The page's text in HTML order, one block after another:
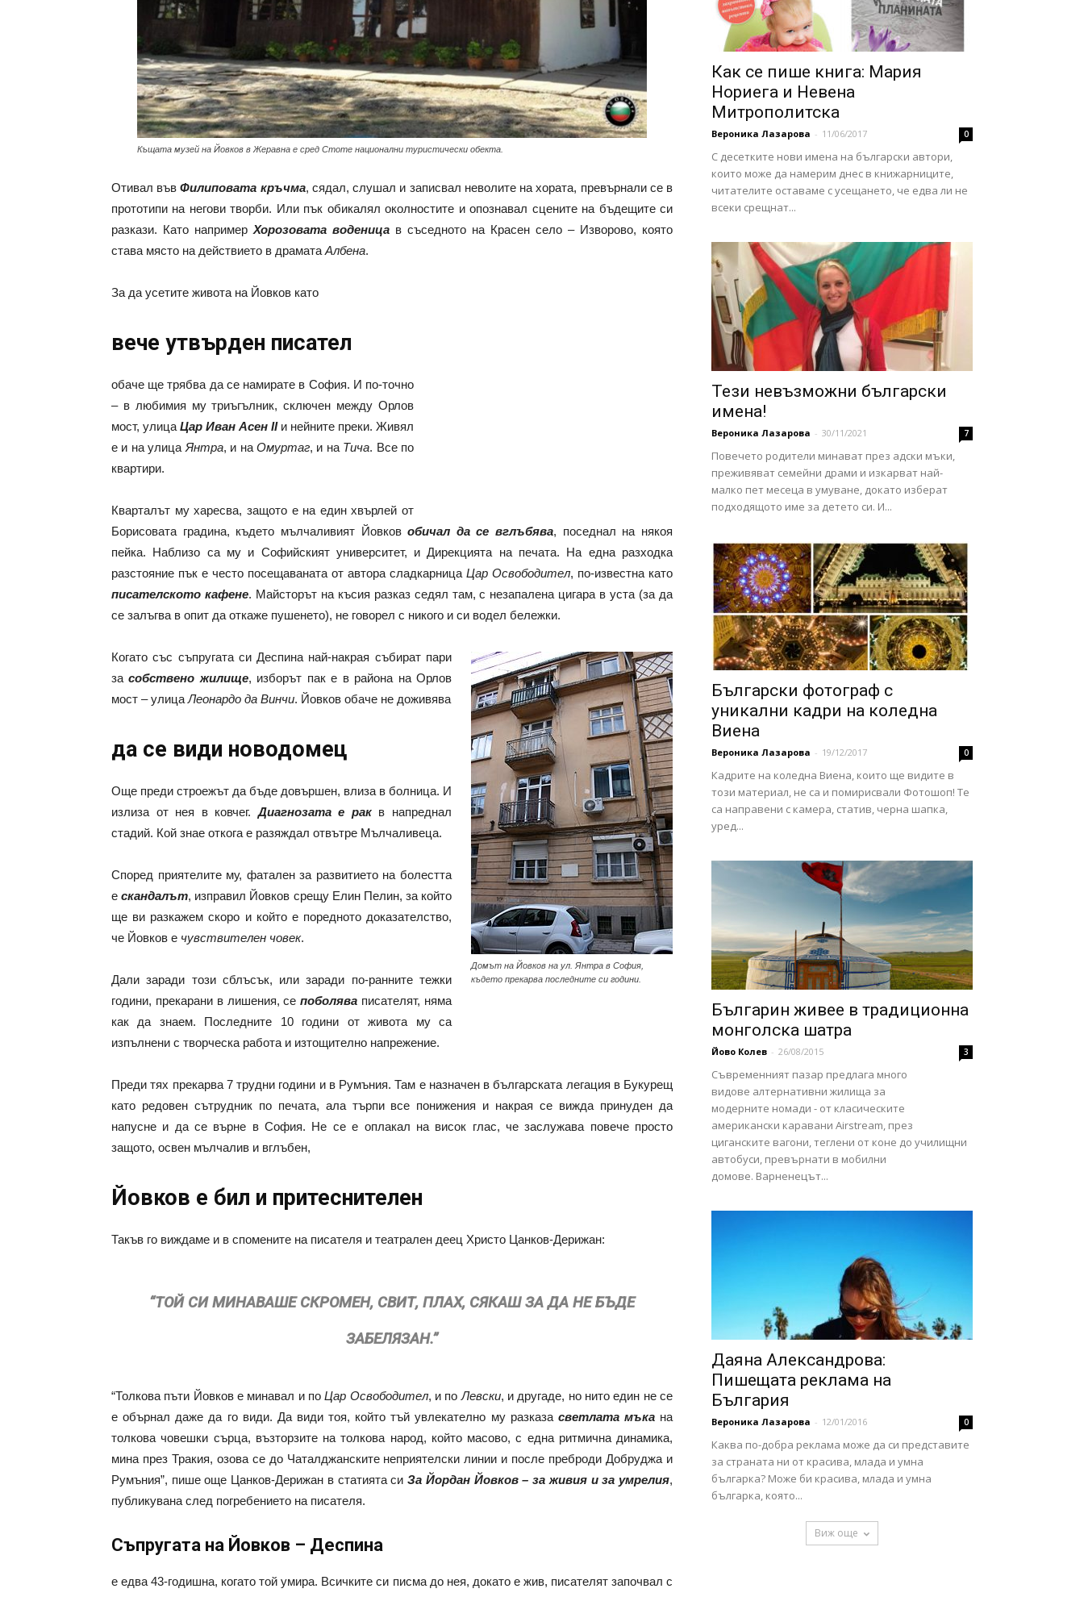
Къщата музей на Йовков в Жеравна е сред Стоте национални туристически обекта.
Отивал въвФилиповата кръчма, сядал, слушал и записвал неволите на хората, превърнали се в
прототипи на негови творби. Или пък обикалял околностите и опознавал сцените на бъдещите си
разкази. Като например Хорозовата воденица в съседното на Красен село – Изворово, която
става място на действието в драмата Албена.
За да усетите живота на Йовков като
вече утвърден писател
обаче ще трябва да се намирате в София. И по-точно
– в любимия му триъгълник, сключен между Орлов
мост, улица Цар Иван Асен IIи нейните преки. Живял
е и на улица Янтра, и на Омуртаг, и на Тича. Все по
квартири.
Кварталът му харесва, защото е на един хвърлей от
Борисовата градина, където мълчаливият Йовковобичал да се вглъбява, поседнал на някоя
пейка. Наблизо са му и Софийският университет, и Дирекцията на печата. На една разходка
разстояние пък е често посещаваната от автора сладкарница Цар Освободител, по-известна като
писателското кафене. Майсторът на късия разказ седял там, с незапалена цигара в уста (за да
се залъгва в опит да откаже пушенето), не говорел с никого и си водел бележки.
Домът на Йовков на ул. Янтра в София,
където прекарва последните си години.
Когато със съпругата си Деспина най-накрая събират пари
засобствено жилище, изборът пак е в района на Орлов
мост – улица Леонардо да Винчи. Йовков обаче не доживява
да се види новодомец
Още преди строежът да бъде довършен, влиза в болница. И
излиза от нея в ковчег.Диагнозата е рак в напреднал
стадий. Кой знае откога е разяждал отвътре Мълчаливеца.
Според приятелите му, фатален за развитието на болестта
ескандалът, изправил Йовков срещу Елин Пелин, за който
ще ви разкажем скоро и който е поредното доказателство,
че Йовков е чувствителен човек.
Дали заради този сблъсък, или заради по-ранните тежки
години, прекарани в лишения, сепоболява писателят, няма
как да знаем. Последните 10 години от живота му са
изпълнени с творческа работа и изтощително напрежение.
Преди тях прекарва 7 трудни години и в Румъния. Там е назначен в българската легация в Букурещ
като редовен сътрудник по печата, ала търпи все понижения и накрая се вижда принуден да
напусне и да се върне в София. Не се е оплакал на висок глас, че заслужава повече просто
защото, освен мълчалив и вглъбен,
Йовков е бил и притеснителен
Такъв го виждаме и в спомените на писателя и театрален деец Христо Цанков-Дерижан:
“ТОЙ СИ МИНАВАШЕ СКРОМЕН, СВИТ, ПЛАХ, СЯКАШ ЗА ДА НЕ БЪДЕ
ЗАБЕЛЯЗАН.”
“Толкова пъти Йовков е минавал и поЦар Освободител, и по Левски, и другаде, нo нито един не се
е обърнал даже да го види. Да види тоя, който тъй увлекателно му разказа светлата мъкана
толкова човешки сърца, възторзите на толкова народ, който масово, с една ритмична динамика,
мина през Тракия, озова се до Чаталджанските неприятелски линии и после преброди Добруджа и
Румъния”, пише още Цанков-Дерижан в статията сиЗа Йордан Йовков – за живия и за умрелия,
публикувана след погребението на писателя.
Съпругата на Йовков – Деспина
е едва 43-годишна, когато той умира. Всичките си писма до нея, докато е жив, писателят започвал с
Как се пише книга: Мария
Нориега и Невена
Митрополитска
Вероника Лазарова - 11/06/2017 0
С десетките нови имена на български автори,
които може да намерим днес в книжарниците,
читателите оставаме с усещането, че едва ли не
всеки срещнат...
Тези невъзможни български
имена!
Вероника Лазарова - 30/11/2021 7
Повечето родители минават през адски мъки,
преживяват семейни драми и изкарват най-
малко пет месеца в умуване, докато изберат
подходящото име за детето си. И...
Български фотограф с
уникални кадри на коледна
Виена
Вероника Лазарова - 19/12/2017 0
Кадрите на коледна Виена, които ще видите в
този материал, не са и помирисвали Фотошоп! Те
са направени с камера, статив, черна шапка,
уред...
Българин живее в традиционна
монголска шатра
Йово Колев - 26/08/2015 3
Съвременният пазар предлага много
видове алтернативни жилища за
модерните номади - от класическите
американски каравани Airstream, през
циганските вагони, теглени от коне до училищни
автобуси, превърнати в мобилни
домове. Варненецът...
Даяна Александрова:
Пишещата реклама на
България
Вероника Лазарова - 12/01/2016 0
Каква по-добра реклама може да си представите
за страната ни от красива, млада и умна
българка? Може би красива, млада и умна
българка, която...
Виж още